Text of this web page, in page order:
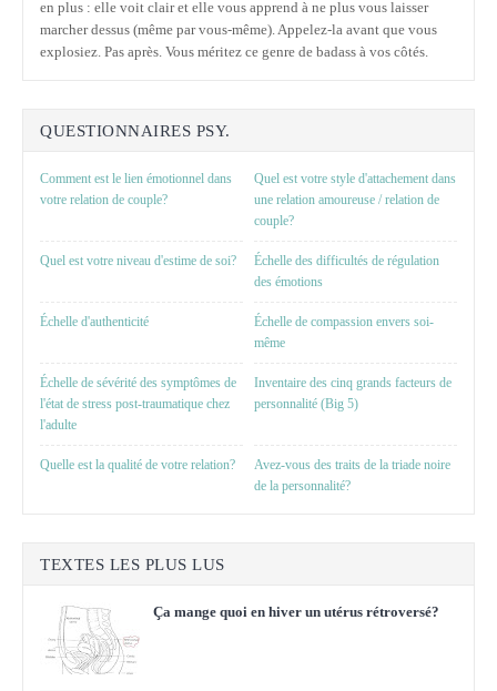
en plus : elle voit clair et elle vous apprend à ne plus vous laisser
marcher dessus (même par vous-même). Appelez-la avant que vous
explosiez. Pas après. Vous méritez ce genre de badass à vos côtés.
QUESTIONNAIRES PSY.
Comment est le lien émotionnel dans
votre relation de couple?
Quel est votre style d'attachement dans
une relation amoureuse / relation de
couple?
Quel est votre niveau d'estime de soi?
Échelle des difficultés de régulation
des émotions
Échelle d'authenticité
Échelle de compassion envers soi-
même
Échelle de sévérité des symptômes de
l'état de stress post-traumatique chez
l'adulte
Inventaire des cinq grands facteurs de
personnalité (Big 5)
Quelle est la qualité de votre relation?
Avez-vous des traits de la triade noire
de la personnalité?
TEXTES LES PLUS LUS
Ça mange quoi en hiver un utérus rétroversé?